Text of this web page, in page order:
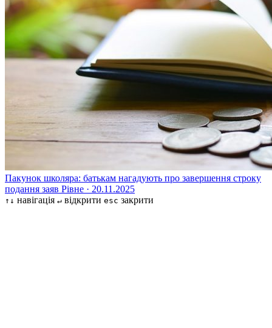
Пакунок школяра: батькам нагадують про завершення строку
подання заяв Рівне · 20.11.2025
↑↓ навігація ↵ відкрити esc закрити